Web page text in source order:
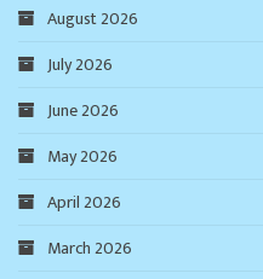
August 2026
July 2026
June 2026
May 2026
April 2026
March 2026